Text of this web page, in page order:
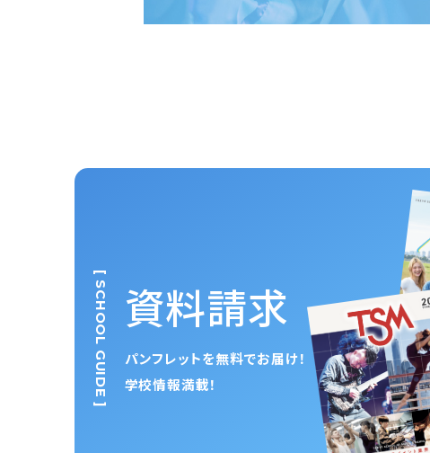
資料請求
パンフレットを無料でお届け！
学校情報満載！
[ SCHOOL GUIDE ]